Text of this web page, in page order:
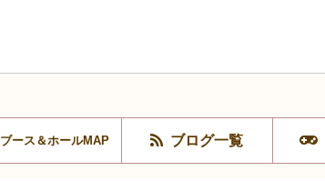
ブース＆ホールMAP ブログ一覧